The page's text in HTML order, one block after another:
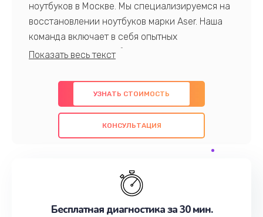
ноутбуков в Москве. Мы специализируемся на
восстановлении ноутбуков марки Aser. Наша
команда включает в себя опытных
профессионалов с обширными знаниями и
предлагаем быстрый и качественный ремонт с
использованием оригинальных компонентов, а
также гарантируем качество всех
проведенных работ. Наша цель - предоставить
наилучшим образом. Не медлите записаться на
УЗНАТЬ СТОИМОСТЬ
КОНСУЛЬТАЦИЯ
Бесплатная диагностика за 30 мин.